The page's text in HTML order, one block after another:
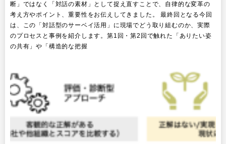
断」ではなく「対話の素材」として捉え直すことで、自律的な変革の
考え方やポイント、重要性をお伝えしてきました。 最終回となる今回
は、この「対話型のサーベイ活用」に現場でどう取り組むのか、実際
のプロセスと事例を紹介します。第1回・第2回で触れた「ありたい姿
の共有」や「構造的な把握